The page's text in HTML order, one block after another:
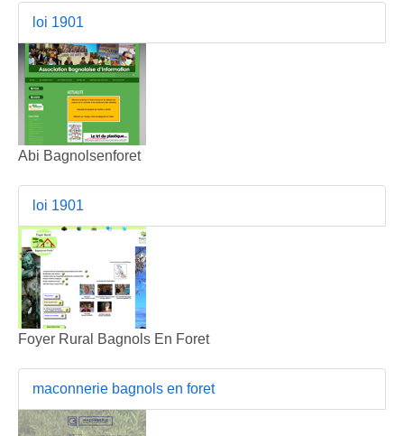
loi 1901
Abi Bagnolsenforet
loi 1901
Foyer Rural Bagnols En Foret
maconnerie bagnols en foret